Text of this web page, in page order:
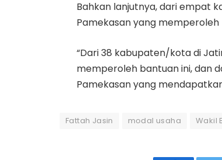
Bahkan lanjutnya, dari empat
Pamekasan yang
“Dari 38 kabupaten/kota di
memperoleh bantuan ini, dan
Pamekasan yang
Fattah Jasin modal usaha Wakil